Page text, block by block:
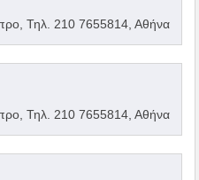
Τηλ. 210 7655814, Αθήνα
Τηλ. 210 7655814, Αθήνα